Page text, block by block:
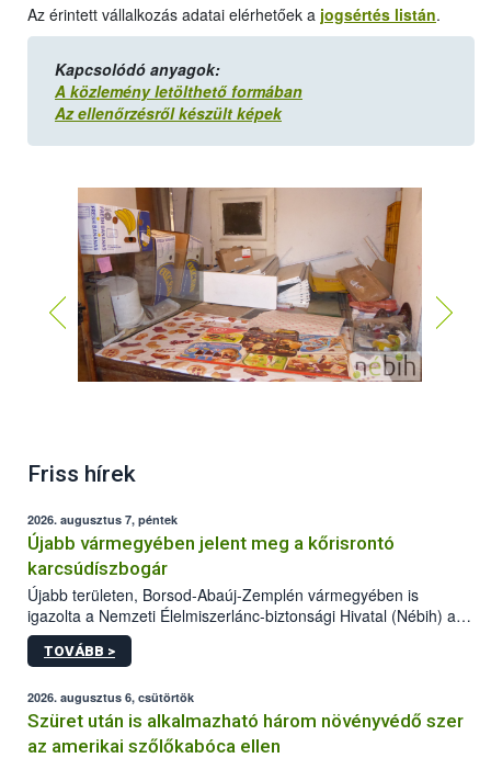
Az érintett vállalkozás adatai elérhetőek a jogsértés listán.
Kapcsolódó anyagok:
A közlemény letölthető formában
Az ellenőrzésről készült képek
Friss hírek
2026. augusztus 7, péntek
Újabb vármegyében jelent meg a kőrisrontó
karcsúdíszbogár
Újabb területen, Borsod-Abaúj-Zemplén vármegyében is
igazolta a Nemzeti Élelmiszerlánc-biztonsági Hivatal (Nébih) a
kőrisrontó karcsúdíszbogár (Agrilus planipennis) jelenlétét. A
kártevőt nem csak színcsapdában találták meg, de már fertőzött
az intenzív felderítést, emellett az intézkedéseket a szlovák
hatósággal is összehangolják a terjedés megállítása érdekében.
TOVÁBB >
2026. augusztus 6, csütörtök
Szüret után is alkalmazható három növényvédő szer
az amerikai szőlőkabóca ellen